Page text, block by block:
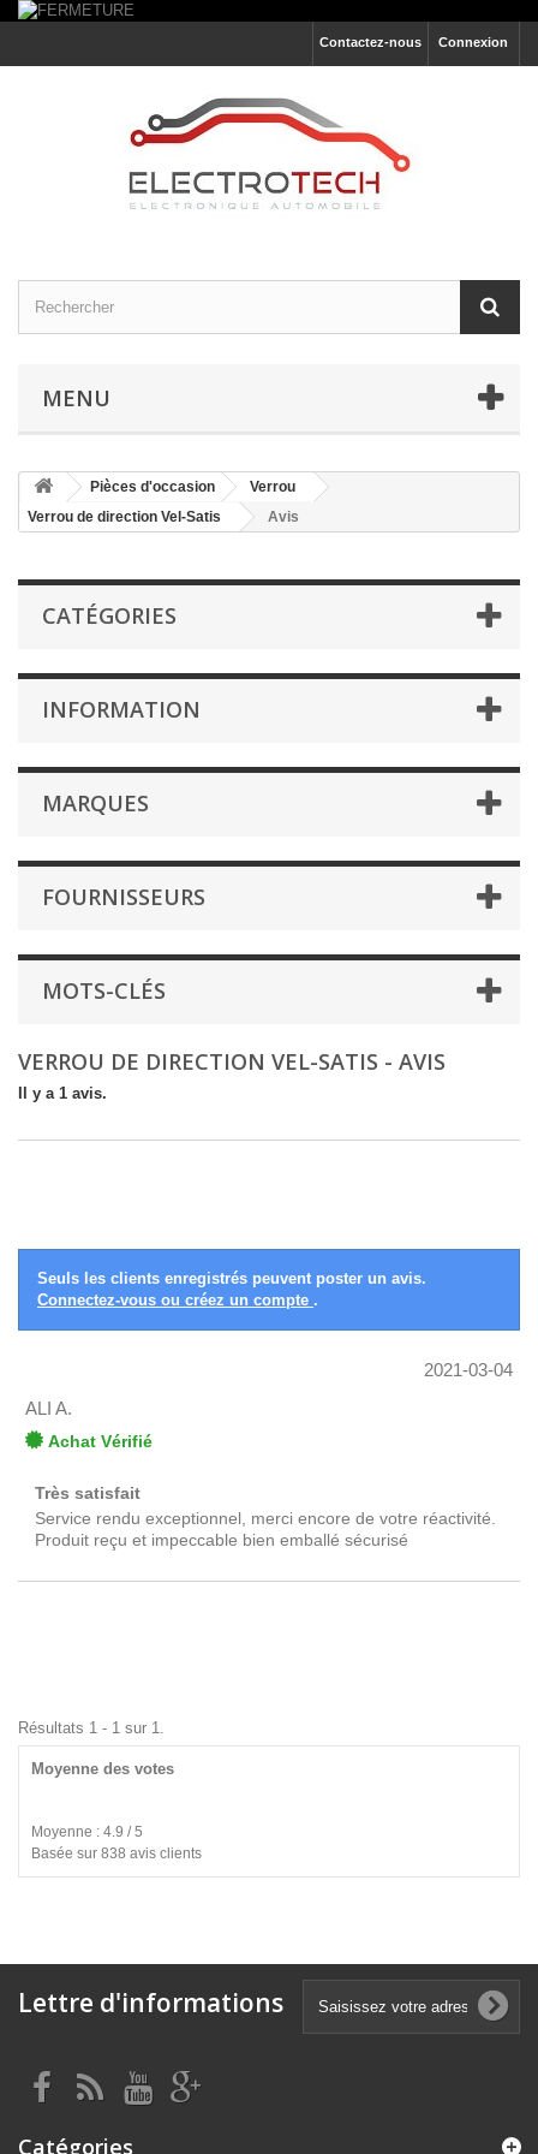
Connexion
Contactez-nous
MENU
Pièces d'occasion
Verrou
Verrou de direction Vel-Satis
Avis
CATÉGORIES
INFORMATION
MARQUES
FOURNISSEURS
MOTS-CLÉS
VERROU DE DIRECTION VEL-SATIS - AVIS
Il y a 1 avis.
Seuls les clients enregistrés peuvent poster un avis.
Connectez-vous ou créez un compte .
2021-03-04
ALI A.
Achat Vérifié
Très satisfait
Service rendu exceptionnel, merci encore de votre réactivité.
Produit reçu et impeccable bien emballé sécurisé
Résultats 1 - 1 sur 1.
Moyenne des votes
Moyenne : 4.9 / 5
Basée sur 838 avis clients
Lettre d'informations
Catégories